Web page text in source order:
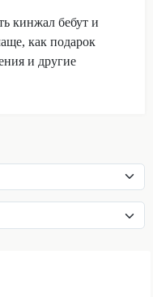
кинжал бебут и
как подарок
и другие